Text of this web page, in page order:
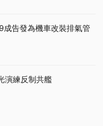
告發為機車改裝排氣管
演練反制共艦